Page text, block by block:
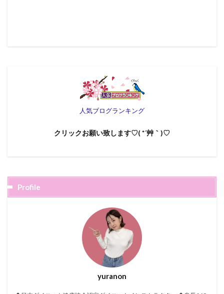
人気ブログランキング
クリックお願い致します♡( *´艸｀)♡
Profile
yuranon